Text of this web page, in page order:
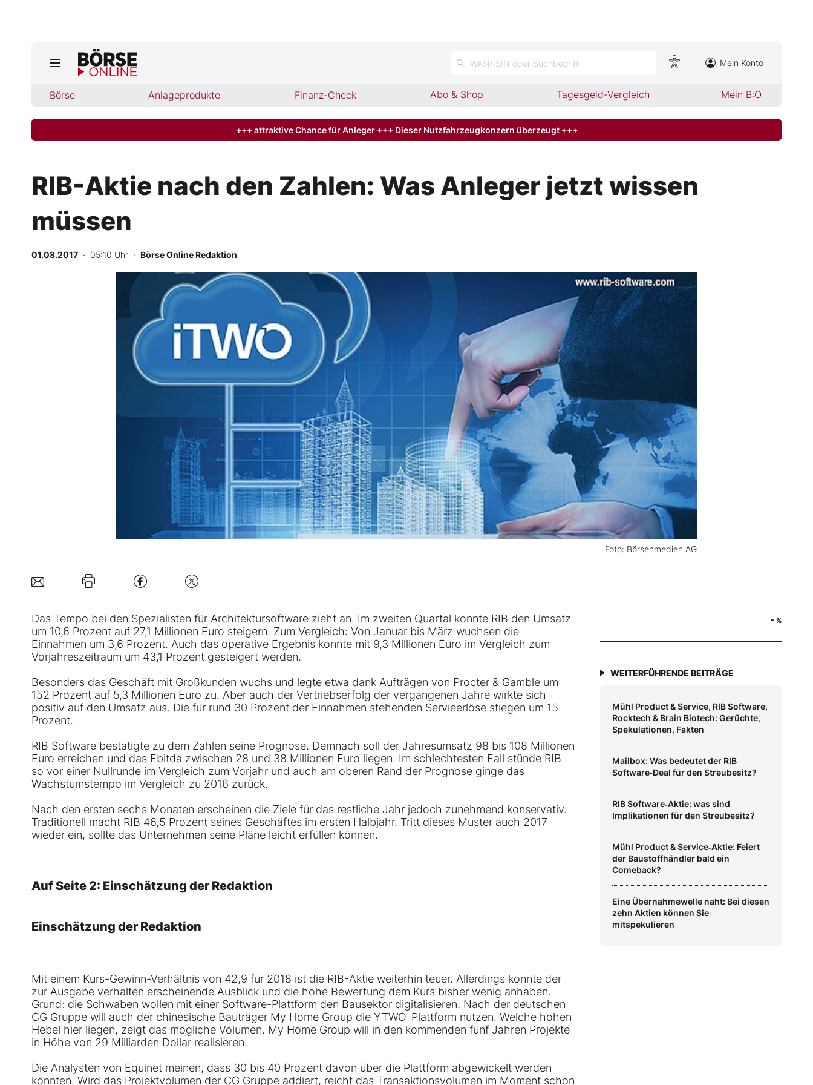
WKN/ISIN oder Suchbegriff Mein Konto
Börse Anlageprodukte Finanz-Check Abo & Shop Tagesgeld-Vergleich Mein B:O
Börse
Abo & Shop
BO-Musterdepots
Experten
Mein Konto
Folgen Sie uns
Kontakt
+++ attraktive Chance für Anleger +++ Dieser Nutzfahrzeugkonzern überzeugt +++
RIB-Aktie nach den Zahlen: Was Anleger jetzt wissen
müssen
01.08.2017 · 05:10 Uhr · Börse Online Redaktion
Foto: Börsenmedien AG
-%
Das Tempo bei den Spezialisten für Architektursoftware zieht an. Im zweiten Quartal konnte RIB den Umsatz
um 10,6 Prozent auf 27,1 Millionen Euro steigern. Zum Vergleich: Von Januar bis März wuchsen die
Einnahmen um 3,6 Prozent. Auch das operative Ergebnis konnte mit 9,3 Millionen Euro im Vergleich zum
Vorjahreszeitraum um 43,1 Prozent gesteigert werden.
Besonders das Geschäft mit Großkunden wuchs und legte etwa dank Aufträgen von Procter & Gamble um
152 Prozent auf 5,3 Millionen Euro zu. Aber auch der Vertriebserfolg der vergangenen Jahre wirkte sich
positiv auf den Umsatz aus. Die für rund 30 Prozent der Einnahmen stehenden Servieerlöse stiegen um 15
Prozent.
RIB Software bestätigte zu dem Zahlen seine Prognose. Demnach soll der Jahresumsatz 98 bis 108 Millionen
Euro erreichen und das Ebitda zwischen 28 und 38 Millionen Euro liegen. Im schlechtesten Fall stünde RIB
so vor einer Nullrunde im Vergleich zum Vorjahr und auch am oberen Rand der Prognose ginge das
Wachstumstempo im Vergleich zu 2016 zurück.
Nach den ersten sechs Monaten erscheinen die Ziele für das restliche Jahr jedoch zunehmend konservativ.
Traditionell macht RIB 46,5 Prozent seines Geschäftes im ersten Halbjahr. Tritt dieses Muster auch 2017
wieder ein, sollte das Unternehmen seine Pläne leicht erfüllen können.
Auf Seite 2: Einschätzung der Redaktion
Einschätzung der Redaktion
Mit einem Kurs-Gewinn-Verhältnis von 42,9 für 2018 ist die RIB-Aktie weiterhin teuer. Allerdings konnte der
zur Ausgabe verhalten erscheinende Ausblick und die hohe Bewertung dem Kurs bisher wenig anhaben.
Grund: die Schwaben wollen mit einer Software-Plattform den Bausektor digitalisieren. Nach der deutschen
CG Gruppe will auch der chinesische Bauträger My Home Group die YTWO-Plattform nutzen. Welche hohen
Hebel hier liegen, zeigt das mögliche Volumen. My Home Group will in den kommenden fünf Jahren Projekte
in Höhe von 29 Milliarden Dollar realisieren.
Die Analysten von Equinet meinen, dass 30 bis 40 Prozent davon über die Plattform abgewickelt werden
könnten. Wird das Projektvolumen der CG Gruppe addiert, reicht das Transaktionsvolumen im Moment schon
- %
WEITERFÜHRENDE BEITRÄGE
Mühl Product & Service, RIB Software,
Rocktech & Brain Biotech: Gerüchte,
Spekulationen, Fakten
Mailbox: Was bedeutet der RIB
Software‑Deal für den Streubesitz?
RIB Software‑Aktie: was sind
Implikationen für den Streubesitz?
Mühl Product & Service‑Aktie: Feiert
der Baustoffhändler bald ein
Comeback?
Eine Übernahmewelle naht: Bei diesen
zehn Aktien können Sie
mitspekulieren